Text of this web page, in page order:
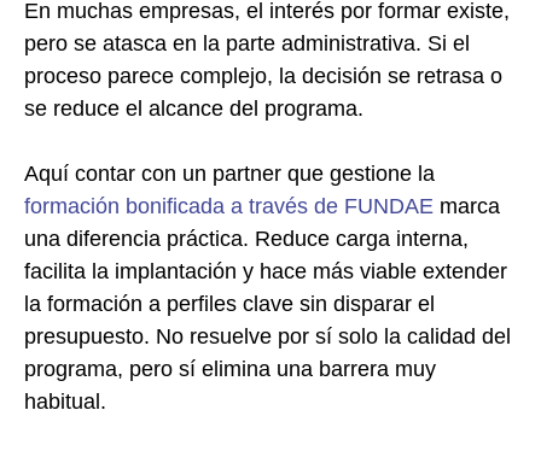
En muchas empresas, el interés por formar existe,
pero se atasca en la parte administrativa. Si el
proceso parece complejo, la decisión se retrasa o
se reduce el alcance del programa.
Aquí contar con un partner que gestione la
formación bonificada a través de FUNDAE marca
una diferencia práctica. Reduce carga interna,
facilita la implantación y hace más viable extender
la formación a perfiles clave sin disparar el
presupuesto. No resuelve por sí solo la calidad del
programa, pero sí elimina una barrera muy
habitual.